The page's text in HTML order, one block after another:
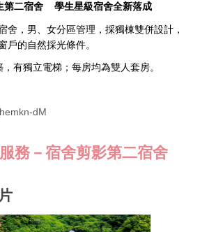
第二宿舍 學生星級宿舍全新落成
舍，男、女分區管理，採獨棟雙併設計，
戶的自然採光條件。
有獨立電梯；每房均為雙人套房。
dM
務－宿舍剪影第二宿舍